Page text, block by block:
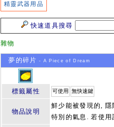
精靈武器用品
快速道具搜尋
雜物
夢的碎片 - A Piece of Dream
標籤屬性 可使用 無快速鍵
物品說明
鮮少能被發現的,
特別的氣息. 若使